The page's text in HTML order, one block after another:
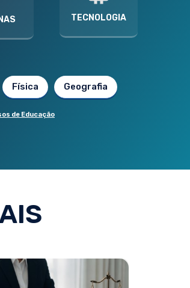
TECNOLOGIA
Física Geografia
de Educação